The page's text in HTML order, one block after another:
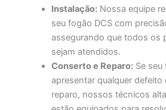
Instalação: Nossa equipe
seu fogão DCS com
assegurando que todos os
sejam atendidos.
Conserto e Reparo: Se seu
apresentar qualquer
reparo, nossos técnicos